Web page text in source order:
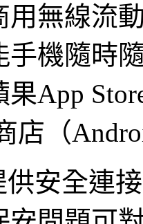
用無線流
手機隨時
App
店（
供安全連